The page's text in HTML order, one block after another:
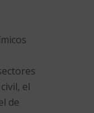
el
de